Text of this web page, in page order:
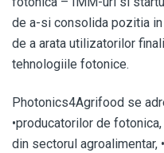
de a-si consolida pozitia
de a arata utilizatorilor
tehnologiile fotonice.
Photonics4Agrifood se
•producatorilor de
din sectorul agroalimentar,